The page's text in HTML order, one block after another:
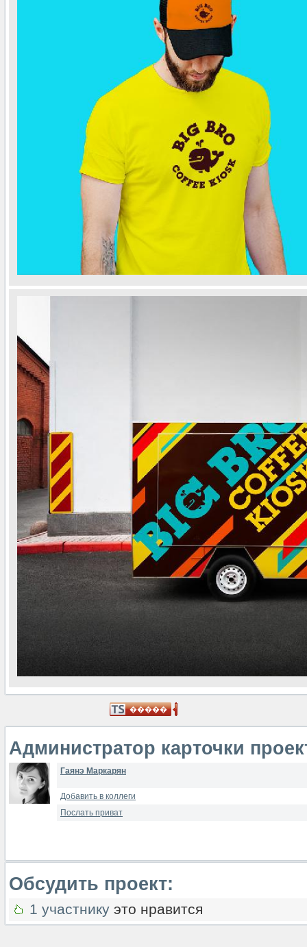
Администратор карточки
Гаянэ Маркарян
Добавить в коллеги
Послать приват
Обсудить проект:
1 участнику это нравится